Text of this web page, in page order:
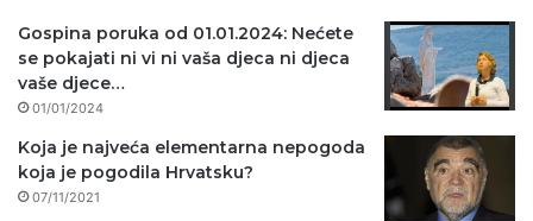
Gospina poruka od 01.01.2024: Nećete
se pokajati ni vi ni vaša djeca ni djeca
vaše djece…
01/01/2024
Koja je najveća elementarna nepogoda
koja je pogodila Hrvatsku?
07/11/2021